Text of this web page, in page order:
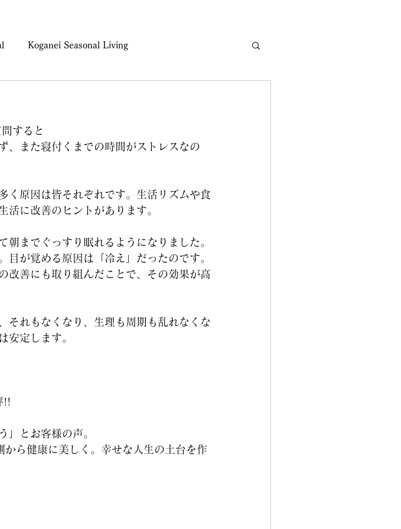
Koganei Seasonal Living
すると
、また寝付くまでの時間がストレスなの
く原因は皆それぞれです。生活リズムや食
活に改善のヒントがあります。
までぐっすり眠れるようになりました。
目が覚める原因は「冷え」だったのです。
改善にも取り組んだことで、その効果が高
それもなくなり、生理も周期も乱れなくな
安定します。
!!
」とお客様の声。
ら健康に美しく。幸せな人生の土台を作